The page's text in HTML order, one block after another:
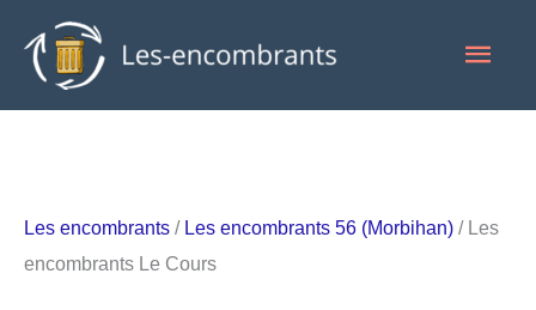
contenu
Les encombrants / Les encombrants 56 (Morbihan) / Les
encombrants Le Cours